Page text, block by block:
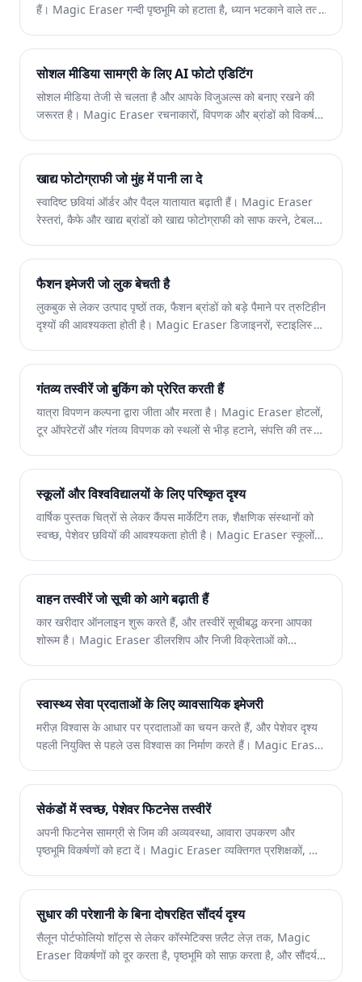
हैं। Magic Eraser गन्दी पृष्ठभूमि को हटाता है, ध्यान भटकाने वाले तत्वों
का विश्वास बनाते हैं और रूपांतरण दर बढ़ाते हैं।
सोशल मीडिया सामग्री के लिए AI फोटो एडिटिंग
सोशल मीडिया तेजी से चलता है और आपके विजुअल्स को बनाए रखने की
जरूरत है। Magic Eraser रचनाकारों, विपणक और ब्रांडों को विकर्षणों
ताकि हर पोस्ट इंस्टाग्राम, टिकटॉक और ट्विटर पर भीड़ भरे फ़ीड में
दिखाई दे।
खाद्य फोटोग्राफी जो मुंह में पानी ला दे
स्वादिष्ट छवियां ऑर्डर और पैदल यातायात बढ़ाती हैं। Magic Eraser
रेस्तरां, कैफे और खाद्य ब्रांडों को खाद्य फोटोग्राफी को साफ करने, टेबल
मार्केटिंग के लिए डिश प्रस्तुति को बढ़ाने में मदद करता है।
फैशन इमेजरी जो लुक बेचती है
लुकबुक से लेकर उत्पाद पृष्ठों तक, फैशन ब्रांडों को बड़े पैमाने पर त्रुटिहीन
दृश्यों की आवश्यकता होती है। Magic Eraser डिजाइनरों, स्टाइलिस्टों
किए गए फ्लैट लेज़ बनाने में मदद करता है जो हर परिधान को सर्वश्रेष्ठ रूप
में प्रदर्शित करते हैं।
गंतव्य तस्वीरें जो बुकिंग को प्रेरित करती हैं
यात्रा विपणन कल्पना द्वारा जीता और मरता है। Magic Eraser होटलों,
टूर ऑपरेटरों और गंतव्य विपणक को स्थलों से भीड़ हटाने, संपत्ति की तस्वीरें
बुकर्स में बदल देते हैं।
स्कूलों और विश्वविद्यालयों के लिए परिष्कृत दृश्य
वार्षिक पुस्तक चित्रों से लेकर कैंपस मार्केटिंग तक, शैक्षणिक संस्थानों को
स्वच्छ, पेशेवर छवियों की आवश्यकता होती है। Magic Eraser स्कूलों,
दूर करने, कैंपस इमेजरी को बढ़ाने और हर दर्शक के लिए शानदार दृश्य
बनाने में मदद करता है।
वाहन तस्वीरें जो सूची को आगे बढ़ाती हैं
कार खरीदार ऑनलाइन शुरू करते हैं, और तस्वीरें सूचीबद्ध करना आपका
शोरूम है। Magic Eraser डीलरशिप और निजी विक्रेताओं को
बढ़ाने में मदद करता है ताकि प्रत्येक सूची शोरूम के लिए तैयार दिखे और
टेस्ट ड्राइव चलाए।
स्वास्थ्य सेवा प्रदाताओं के लिए व्यावसायिक इमेजरी
मरीज़ विश्वास के आधार पर प्रदाताओं का चयन करते हैं, और पेशेवर दृश्य
पहली नियुक्ति से पहले उस विश्वास का निर्माण करते हैं। Magic Eraser
स्वच्छ सुविधा फोटो और ब्रांडेड टेलीमेडिसिन संपत्ति बनाने में मदद करता
है।
सेकंडों में स्वच्छ, पेशेवर फिटनेस तस्वीरें
अपनी फिटनेस सामग्री से जिम की अव्यवस्था, आवारा उपकरण और
पृष्ठभूमि विकर्षणों को हटा दें। Magic Eraser व्यक्तिगत प्रशिक्षकों, जिम
बनाने में मदद करता है।
सुधार की परेशानी के बिना दोषरहित सौंदर्य दृश्य
सैलून पोर्टफोलियो शॉट्स से लेकर कॉस्मेटिक्स फ़्लैट लेज़ तक, Magic
Eraser विकर्षणों को दूर करता है, पृष्ठभूमि को साफ़ करता है, और सौंदर्य